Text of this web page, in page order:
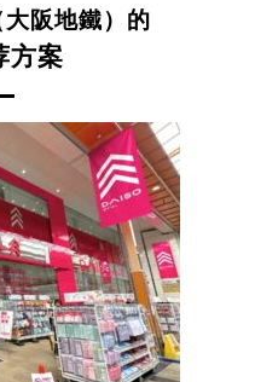
大阪地鐵）的
方案